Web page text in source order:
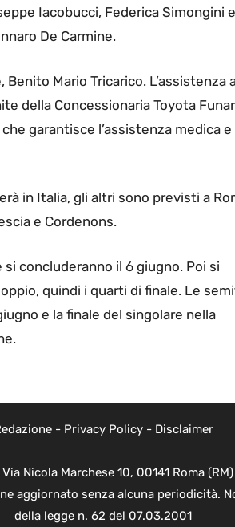
Iacobucci, Federica Simongini e
De Carmine.
Mario Tricarico. L’assistenza
della Concessionaria Toyota
garantisce l’assistenza medica e
in Italia, gli altri sono previsti a
e Cordenons.
concluderanno il 6 giugno. Poi si
quindi i quarti di finale. Le
e la finale del singolare nella
- Privacy Policy- Disclaimer
Nicola Marchese 10, 00141 Roma
aggiornato senza alcuna periodicità.
della legge n. 62 del 07.03.2001